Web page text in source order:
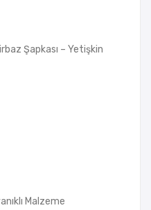
Şapkası – Yetişkin
Malzeme